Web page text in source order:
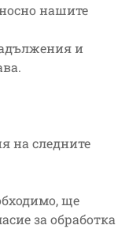
нашите
и
на следните
ще
за обработка